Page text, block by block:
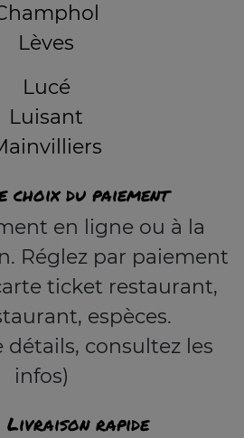
Lèves
Lucé
Luisant
choix du paiement
en ligne ou à la
Réglez par paiement
ticket restaurant,
espèces.
détails, consultez les
infos)
Livraison rapide